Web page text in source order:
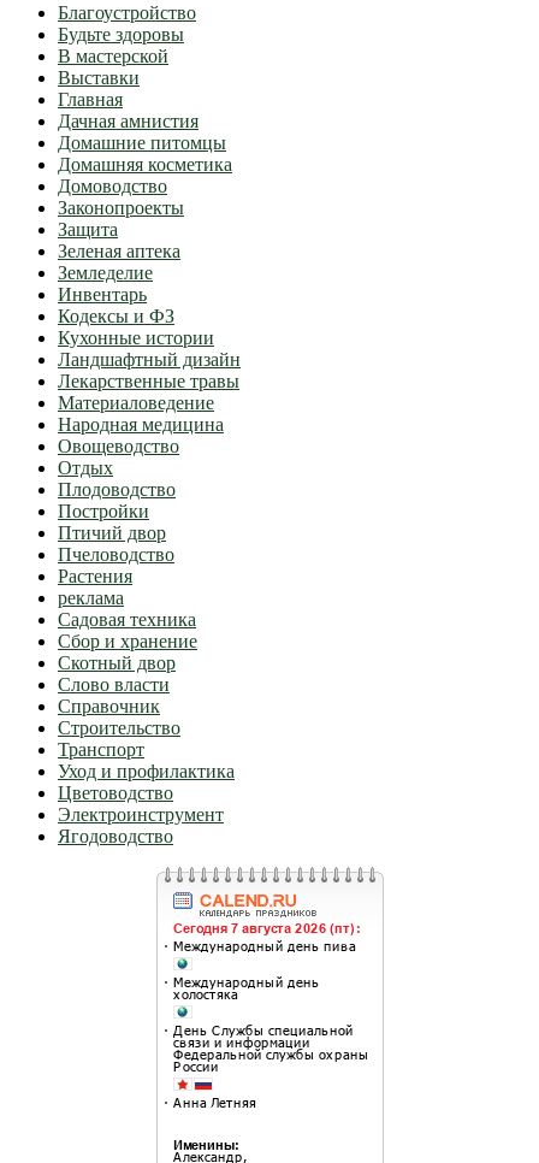
Благоустройство
Будьте здоровы
В мастерской
Выставки
Главная
Дачная амнистия
Домашние питомцы
Домашняя косметика
Домоводство
Законопроекты
Защита
Зеленая аптека
Земледелие
Инвентарь
Кодексы и ФЗ
Кухонные истории
Ландшафтный дизайн
Лекарственные травы
Материаловедение
Народная медицина
Овощеводство
Отдых
Плодоводство
Постройки
Птичий двор
Пчеловодство
Растения
реклама
Садовая техника
Сбор и хранение
Скотный двор
Слово власти
Справочник
Строительство
Транспорт
Уход и профилактика
Цветоводство
Электроинструмент
Ягодоводство